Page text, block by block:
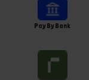
Pay By Bank